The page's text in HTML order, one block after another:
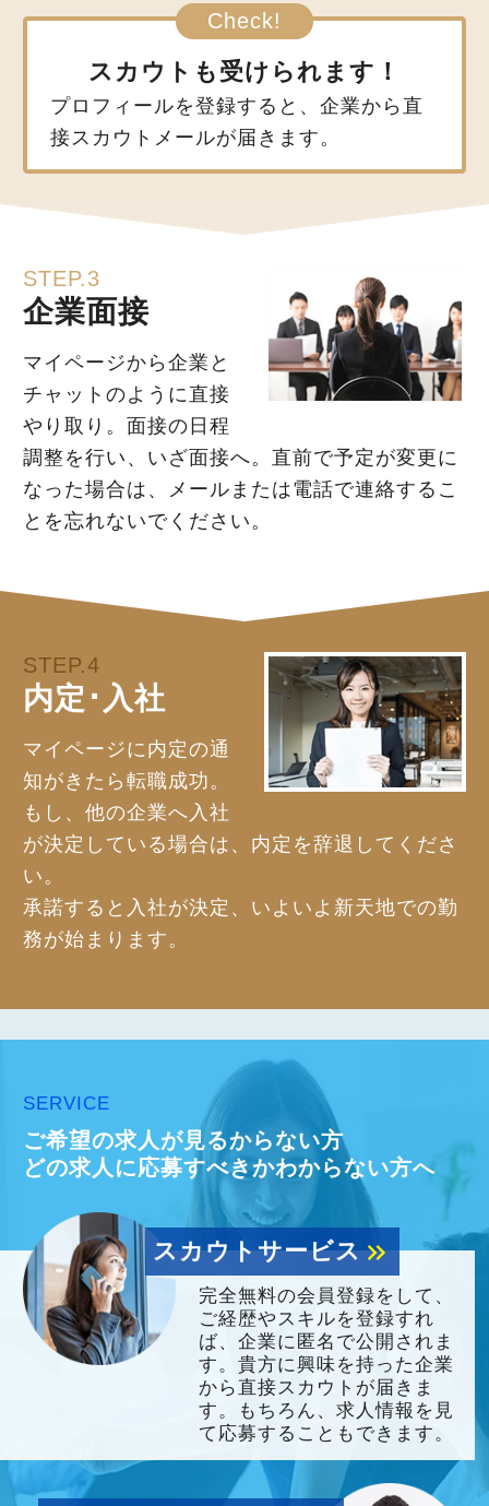
スカウトも受けられます！
プロフィールを登録すると、企業から直
接スカウトメールが届きます。
STEP.3
企業面接
マイページから企業と
チャットのように直接
やり取り。面接の日程
調整を行い、いざ面接へ。直前で予定が変更に
なった場合は、メールまたは電話で連絡するこ
とを忘れないでください。
STEP.4
内定･入社
マイページに内定の通
知がきたら転職成功。
もし、他の企業へ入社
が決定している場合は、内定を辞退してくださ
い。
承諾すると入社が決定、いよいよ新天地での勤
務が始まります。
SERVICE
ご希望の求人が見るからない方
どの求人に応募すべきかわからない方へ
スカウトサービスkeyboard_double_arrow_right
完全無料の会員登録をして、
ご経歴やスキルを登録すれ
ば、企業に匿名で公開されま
す。貴方に興味を持った企業
から直接スカウトが届きま
す。もちろん、求人情報を見
て応募することもできます。